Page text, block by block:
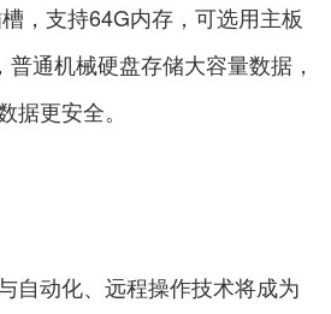
，支持64G内存，可选用主板
通机械硬盘存储大容量数据，
据更安全。
动化、远程操作技术将成为